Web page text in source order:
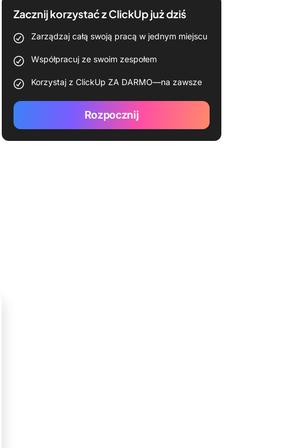
Zacznij korzystać z ClickUp już dziś
Zarządzaj całą swoją pracą w jednym miejscu
Współpracuj ze swoim zespołem
Korzystaj z ClickUp ZA DARMO—na zawsze
Rozpocznij